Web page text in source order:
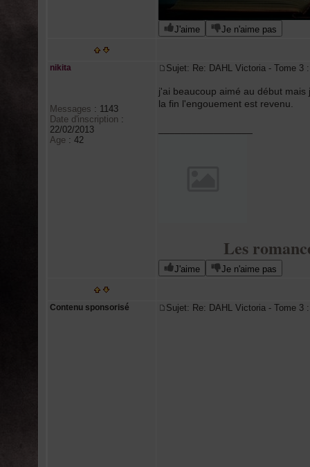
J'aime Je n'aime pas
nikita
Messages : 1143
Date d'inscription :
22/02/2013
Age : 42
Sujet: Re: DAHL Victoria - Tome
j'ai beaucoup aimé au début
la fin l'engouement est revenu.
Les
J'aime Je n'aime pas
Contenu sponsorisé Sujet: Re: DAHL Victoria - Tome